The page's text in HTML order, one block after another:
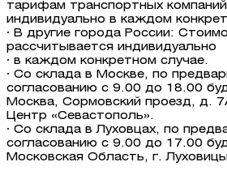
тарифам транспортных
индивидуально в каждом
· В другие города России:
рассчитывается индивидуально
· в каждом конкретном случае.
· Со склада в Москве, по
согласованию с 9.00 до 18.00
Москва, Сормовский проезд, д.
Центр «Севастополь».
· Со склада в Луховцах, по
согласованию с 9.00 до 17.00
Московская Область, г.